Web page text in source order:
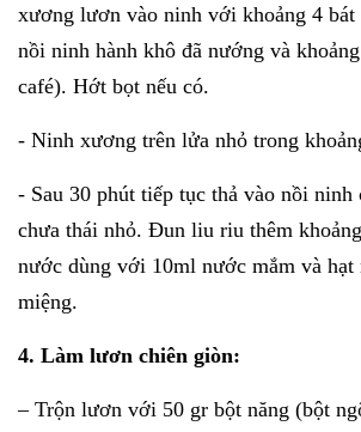
xương lươn vào ninh với khoảng 4
nồi ninh hành khô đã nướng và
café). Hớt bọt nếu có.
- Ninh xương trên lửa nhỏ trong
- Sau 30 phút tiếp tục thả vào nồi ninh
chưa thái nhỏ. Đun liu riu thêm
nước dùng với 10ml nước mắm và
miệng.
4. Làm lươn chiên giòn:
– Trộn lươn với 50 gr bột năng (bột